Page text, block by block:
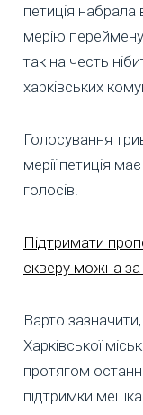
петиція
мерію
так на честь
харківських
Голосування
мерії петиція
голосів.
Підтримати
скверу можна
Варто
Харківської
протягом
підтримки